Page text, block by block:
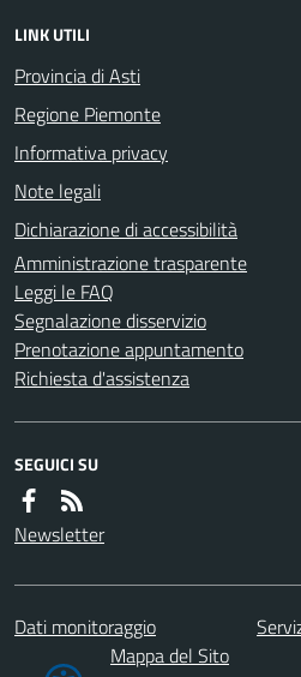
LINK UTILI
Provincia di Asti
Regione Piemonte
Informativa privacy
Note legali
Dichiarazione di accessibilità
Amministrazione trasparente
Leggi le FAQ
Segnalazione disservizio
Prenotazione appuntamento
Richiesta d'assistenza
SEGUICI SU
Newsletter
Dati monitoraggio
Mappa del Sito